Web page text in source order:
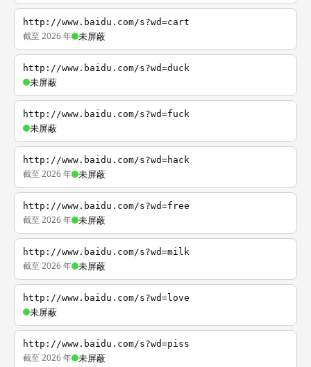
http://www.baidu.com/s?wd=cart
截至 2026 年 未屏蔽
http://www.baidu.com/s?wd=duck
未屏蔽
http://www.baidu.com/s?wd=fuck
未屏蔽
http://www.baidu.com/s?wd=hack
截至 2026 年 未屏蔽
http://www.baidu.com/s?wd=free
截至 2026 年 未屏蔽
http://www.baidu.com/s?wd=milk
截至 2026 年 未屏蔽
http://www.baidu.com/s?wd=love
未屏蔽
http://www.baidu.com/s?wd=piss
截至 2026 年 未屏蔽